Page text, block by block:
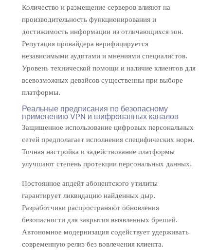
Количество и размещение серверов влияют на
производительность функционирования и
достижимость информации из отличающихся зон.
Репутация провайдера верифицируется
независимыми аудитами и мнениями специалистов.
Уровень технической помощи и наличие клиентов для
всевозможных девайсов существенны при выборе
платформы.
Реальные предписания по безопасному
применению VPN и шифрованных каналов
Защищенное использование цифровых персональных
сетей предполагает исполнения специфических норм.
Точная настройка и задействование платформы
улучшают степень протекции персональных данных.
Постоянное апдейт абонентского утилиты
гарантирует ликвидацию найденных дыр.
Разработчики распространяют обновления
безопасности для закрытия выявленных брешей.
Автономное модернизация содействует удерживать
современную релиз без вовлечения клиента.